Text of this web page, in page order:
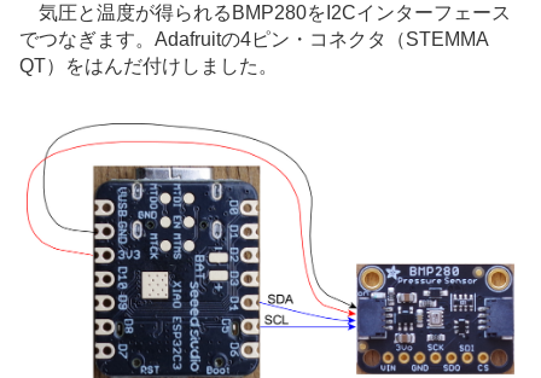
気圧と温度が得られるBMP280をI2Cインターフェース
でつなぎます。Adafruitの4ピン・コネクタ（STEMMA
QT）をはんだ付けしました。